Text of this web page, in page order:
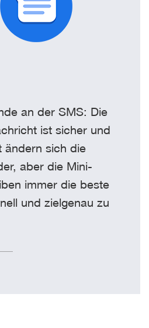
an der SMS: Die
ist sicher und
ändern sich die
aber die Mini-
immer die beste
und zielgenau zu